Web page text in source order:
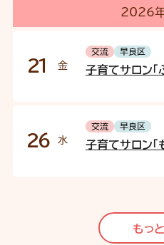
2026
21 金
交流 早良区
子育てサロン「
26 水
交流 早良区
子育てサロン「
もっ